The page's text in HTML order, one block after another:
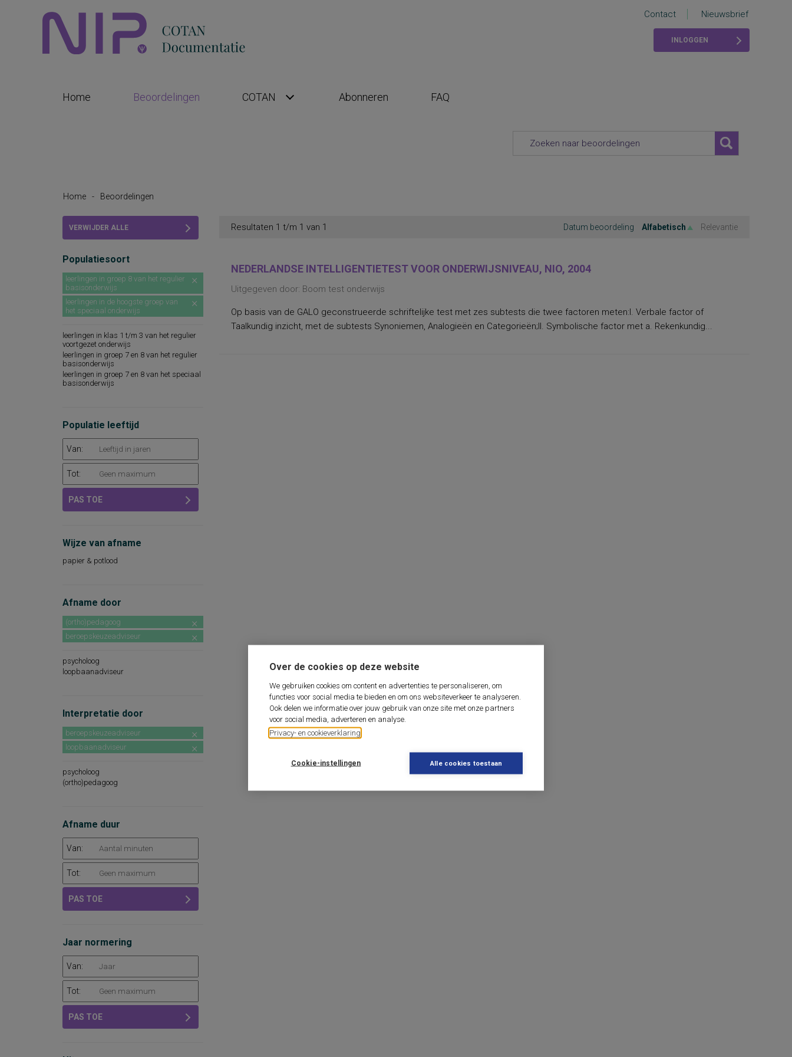
Over de cookies op deze website
We gebruiken cookies om content en advertenties te personaliseren, om
functies voor social media te bieden en om ons websiteverkeer te analyseren.
Ook delen we informatie over jouw gebruik van onze site met onze partners
voor social media, adverteren en analyse.
Privacy- en cookieverklaring
Cookie-instellingen Alle cookies toestaan
Contact Nieuwsbrief
INLOGGEN
Home Beoordelingen COTAN Abonneren FAQ
Home - Beoordelingen
VERWIJDER ALLE
Populatiesoort
leerlingen in groep 8 van het regulier
basisonderwijs
leerlingen in de hoogste groep van
het speciaal onderwijs
leerlingen in klas 1 t/m 3 van het regulier
voortgezet onderwijs
leerlingen in groep 7 en 8 van het regulier
basisonderwijs
leerlingen in groep 7 en 8 van het speciaal
basisonderwijs
Populatie leeftijd
Van:
Tot:
PAS TOE
Wijze van afname
papier & potlood
Afname door
(ortho)pedagoog
beroepskeuzeadviseur
psycholoog
loopbaanadviseur
Interpretatie door
beroepskeuzeadviseur
loopbaanadviseur
psycholoog
(ortho)pedagoog
Afname duur
Van:
Tot:
PAS TOE
Jaar normering
Van:
Tot:
PAS TOE
Resultaten 1 t/m 1 van 1 Datum beoordeling Alfabetisch Relevantie
NEDERLANDSE INTELLIGENTIETEST VOOR ONDERWIJSNIVEAU, NIO, 2004
Uitgegeven door: Boom test onderwijs
Op basis van de GALO geconstrueerde schriftelijke test met zes subtests die twee factoren meten:I. Verbale factor of
Taalkundig inzicht, met de subtests Synoniemen, Analogieën en Categorieën;II. Symbolische factor met a. Rekenkundig...